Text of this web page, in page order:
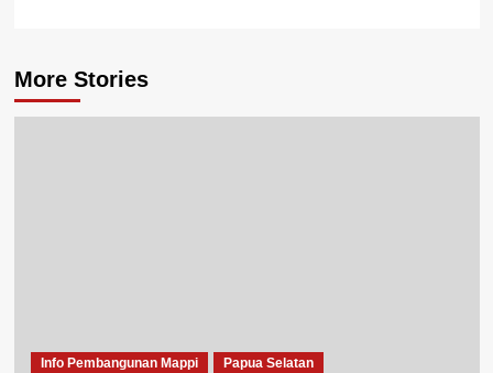
More Stories
Info Pembangunan Mappi Papua Selatan